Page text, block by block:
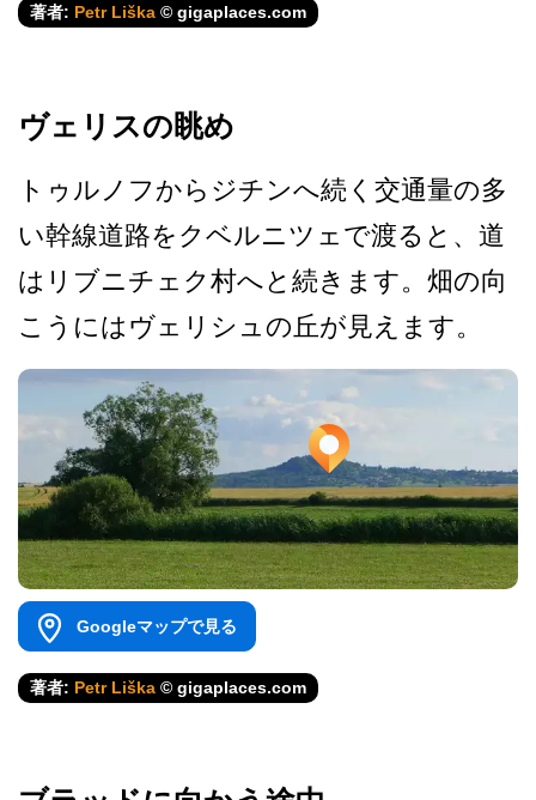
著者: Petr Liška © gigaplaces.com
ヴェリスの眺め
トゥルノフからジチンへ続く­交通量の多
い幹線道路をクベルニツェで渡ると、道
は­リブニチェク村へと続きます。畑の向
こうにはヴェリ­シュの丘が見えます。
Googleマップで見る
著者: Petr Liška © gigaplaces.com